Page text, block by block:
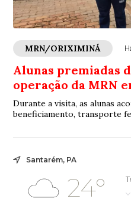
MRN/ORIXIMINÁ
Alunas premiadas
operação da MRN
Durante a visita, as alunas
beneficiamento, transporte
prática profissional.
Santarém, PA
24°